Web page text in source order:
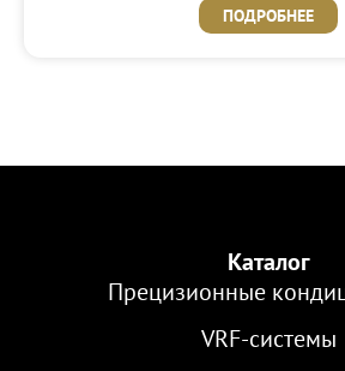
ПОДРОБНЕЕ
Каталог
Прецизионные
VRF-cистемы